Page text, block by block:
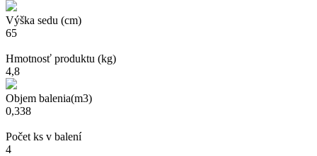
Výška sedu (cm)
65
Hmotnosť produktu (kg)
4,8
Objem balenia(m3)
0,338
Počet ks v balení
4